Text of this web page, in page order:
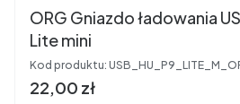
ORG Gniazdo ładowania
Lite mini
Kod produktu:
Cena
22,00 zł